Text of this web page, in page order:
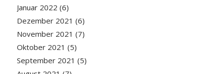
Januar 2022 (6)
Dezember 2021 (6)
November 2021 (7)
Oktober 2021 (5)
September 2021 (5)